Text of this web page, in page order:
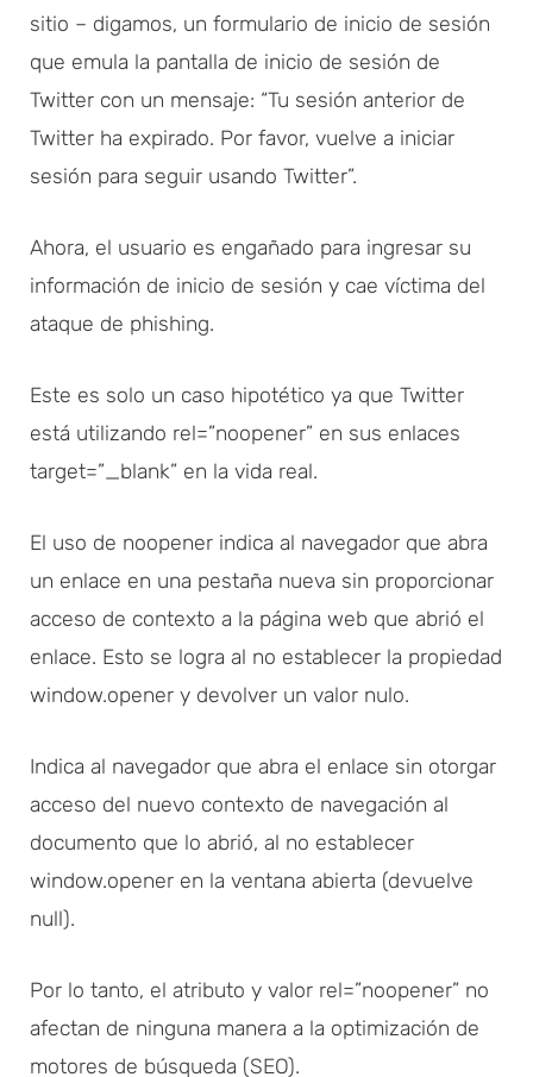
sitio – digamos, un formulario de inicio de sesión
que emula la pantalla de inicio de sesión de
Twitter con un mensaje: “Tu sesión anterior de
Twitter ha expirado. Por favor, vuelve a iniciar
sesión para seguir usando Twitter”.
Ahora, el usuario es engañado para ingresar su
información de inicio de sesión y cae víctima del
ataque de phishing.
Este es solo un caso hipotético ya que Twitter
está utilizando rel=”noopener” en sus enlaces
target=”_blank” en la vida real.
El uso de noopener indica al navegador que abra
un enlace en una pestaña nueva sin proporcionar
acceso de contexto a la página web que abrió el
enlace. Esto se logra al no establecer la propiedad
window.opener y devolver un valor nulo.
Indica al navegador que abra el enlace sin otorgar
acceso del nuevo contexto de navegación al
documento que lo abrió, al no establecer
window.opener en la ventana abierta (devuelve
null).
Por lo tanto, el atributo y valor rel=”noopener” no
afectan de ninguna manera a la optimización de
motores de búsqueda (SEO).